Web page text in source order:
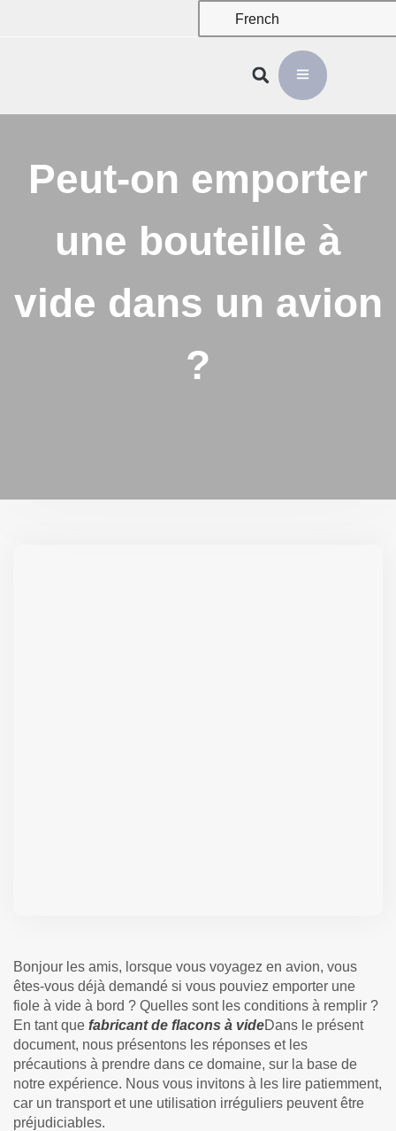
French
Peut-on emporter
une bouteille à
vide dans un avion
?
Bonjour les amis, lorsque vous voyagez en avion, vous
êtes-vous déjà demandé si vous pouviez emporter une
fiole à vide à bord ? Quelles sont les conditions à remplir ?
En tant que fabricant de flacons à videDans le présent
document, nous présentons les réponses et les
précautions à prendre dans ce domaine, sur la base de
notre expérience. Nous vous invitons à les lire patiemment,
car un transport et une utilisation irréguliers peuvent être
préjudiciables.